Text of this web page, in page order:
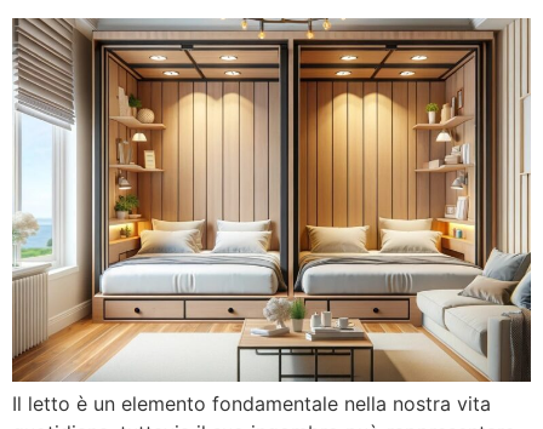
Il letto è un elemento fondamentale nella nostra vita